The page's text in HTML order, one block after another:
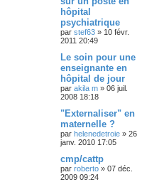
hôpital
psychiatrique
par stef63 » 10 févr.
2011 20:49
Le soin pour une
enseignante en
hôpital de jour
par akila m » 06 juil.
2008 18:18
"Externaliser" en
maternelle ?
par helenedetroie » 26
janv. 2010 17:05
cmp/cattp
par roberto » 07 déc.
2009 09:24